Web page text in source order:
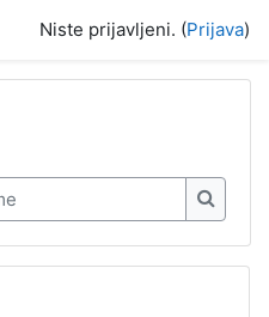
Niste prijavljeni. (Prijava)